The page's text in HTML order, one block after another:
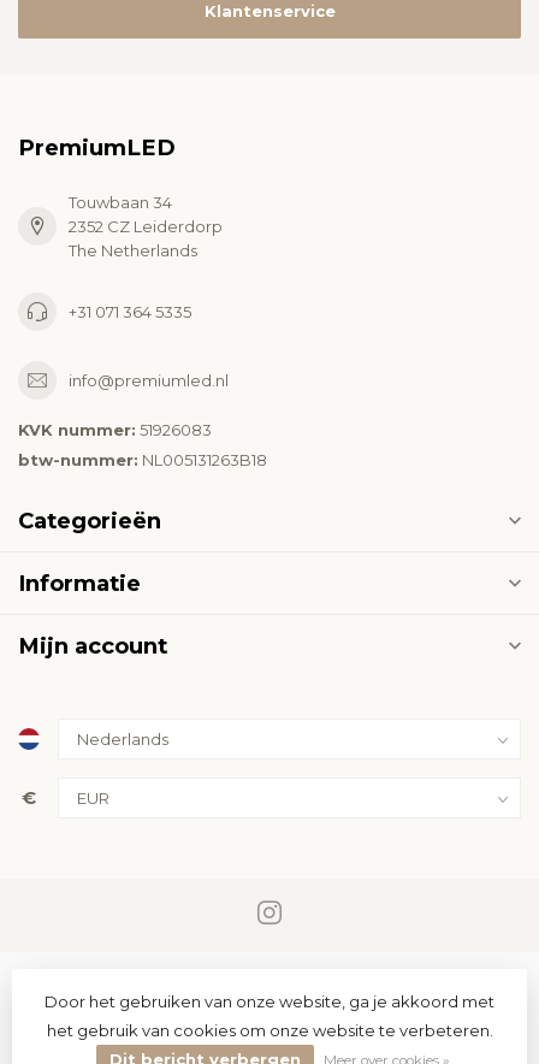
Klantenservice
PremiumLED
Touwbaan 34
2352 CZ Leiderdorp
The Netherlands
+31 071 364 5335
info@premiumled.nl
KVK nummer: 51926083
btw-nummer: NL005131263B18
Categorieën
Informatie
Mijn account
€
© Copyright 2026 PremiumLED
Door het gebruiken van onze website, ga je akkoord met
het gebruik van cookies om onze website te verbeteren.
Dit bericht verbergen
Meer over cookies »